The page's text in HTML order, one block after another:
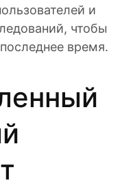
и
чтобы
время.